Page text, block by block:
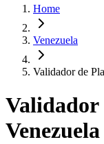
Home
Venezuela
Validador de
Validador
Venezuela